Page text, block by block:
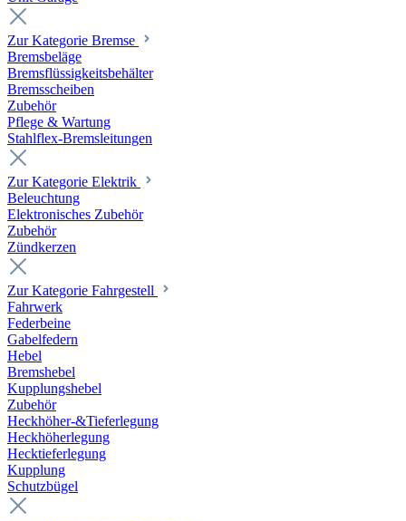
Zur Kategorie Bremse
Bremsbeläge
Bremsflüssigkeitsbehälter
Bremsscheiben
Zubehör
Pflege & Wartung
Stahlflex-Bremsleitungen
Zur Kategorie Elektrik
Beleuchtung
Elektronisches Zubehör
Zubehör
Zündkerzen
Zur Kategorie Fahrgestell
Fahrwerk
Federbeine
Gabelfedern
Hebel
Bremshebel
Kupplungshebel
Zubehör
Heckhöher-&Tieferlegung
Heckhöherlegung
Hecktieferlegung
Kupplung
Schutzbügel